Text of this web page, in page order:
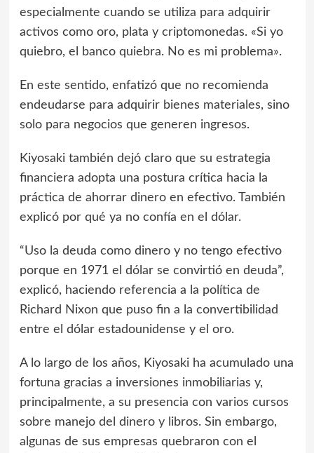
especialmente cuando se utiliza para adquirir
activos como oro, plata y criptomonedas. «Si yo
quiebro, el banco quiebra. No es mi problema».
En este sentido, enfatizó que no recomienda
endeudarse para adquirir bienes materiales, sino
solo para negocios que generen ingresos.
Kiyosaki también dejó claro que su estrategia
financiera adopta una postura crítica hacia la
práctica de ahorrar dinero en efectivo. También
explicó por qué ya no confía en el dólar.
“Uso la deuda como dinero y no tengo efectivo
porque en 1971 el dólar se convirtió en deuda”,
explicó, haciendo referencia a la política de
Richard Nixon que puso fin a la convertibilidad
entre el dólar estadounidense y el oro.
A lo largo de los años, Kiyosaki ha acumulado una
fortuna gracias a inversiones inmobiliarias y,
principalmente, a su presencia con varios cursos
sobre manejo del dinero y libros. Sin embargo,
algunas de sus empresas quebraron con el